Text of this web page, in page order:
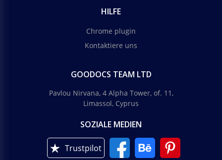
HILFE
Chrome plugin
Kontaktiere uns
GOODOCS TEAM LTD
Pavlou Nirvana, 4 Alpha Tower, of. 11,
Limassol, Cyprus
SOZIALE MEDIEN
Trustpilot